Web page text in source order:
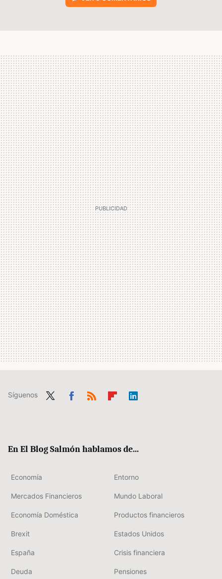
Síguenos
En El Blog Salmón hablamos de...
Economía Entorno
Mercados Financieros Mundo Laboral
Economía Doméstica Productos financieros
Brexit Estados Unidos
España Crisis financiera
Deuda Pensiones